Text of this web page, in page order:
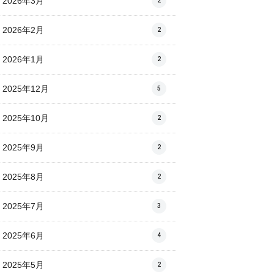
2026年2月 2
2026年1月 2
2025年12月 5
2025年10月 2
2025年9月 2
2025年8月 2
2025年7月 3
2025年6月 4
2025年5月 2